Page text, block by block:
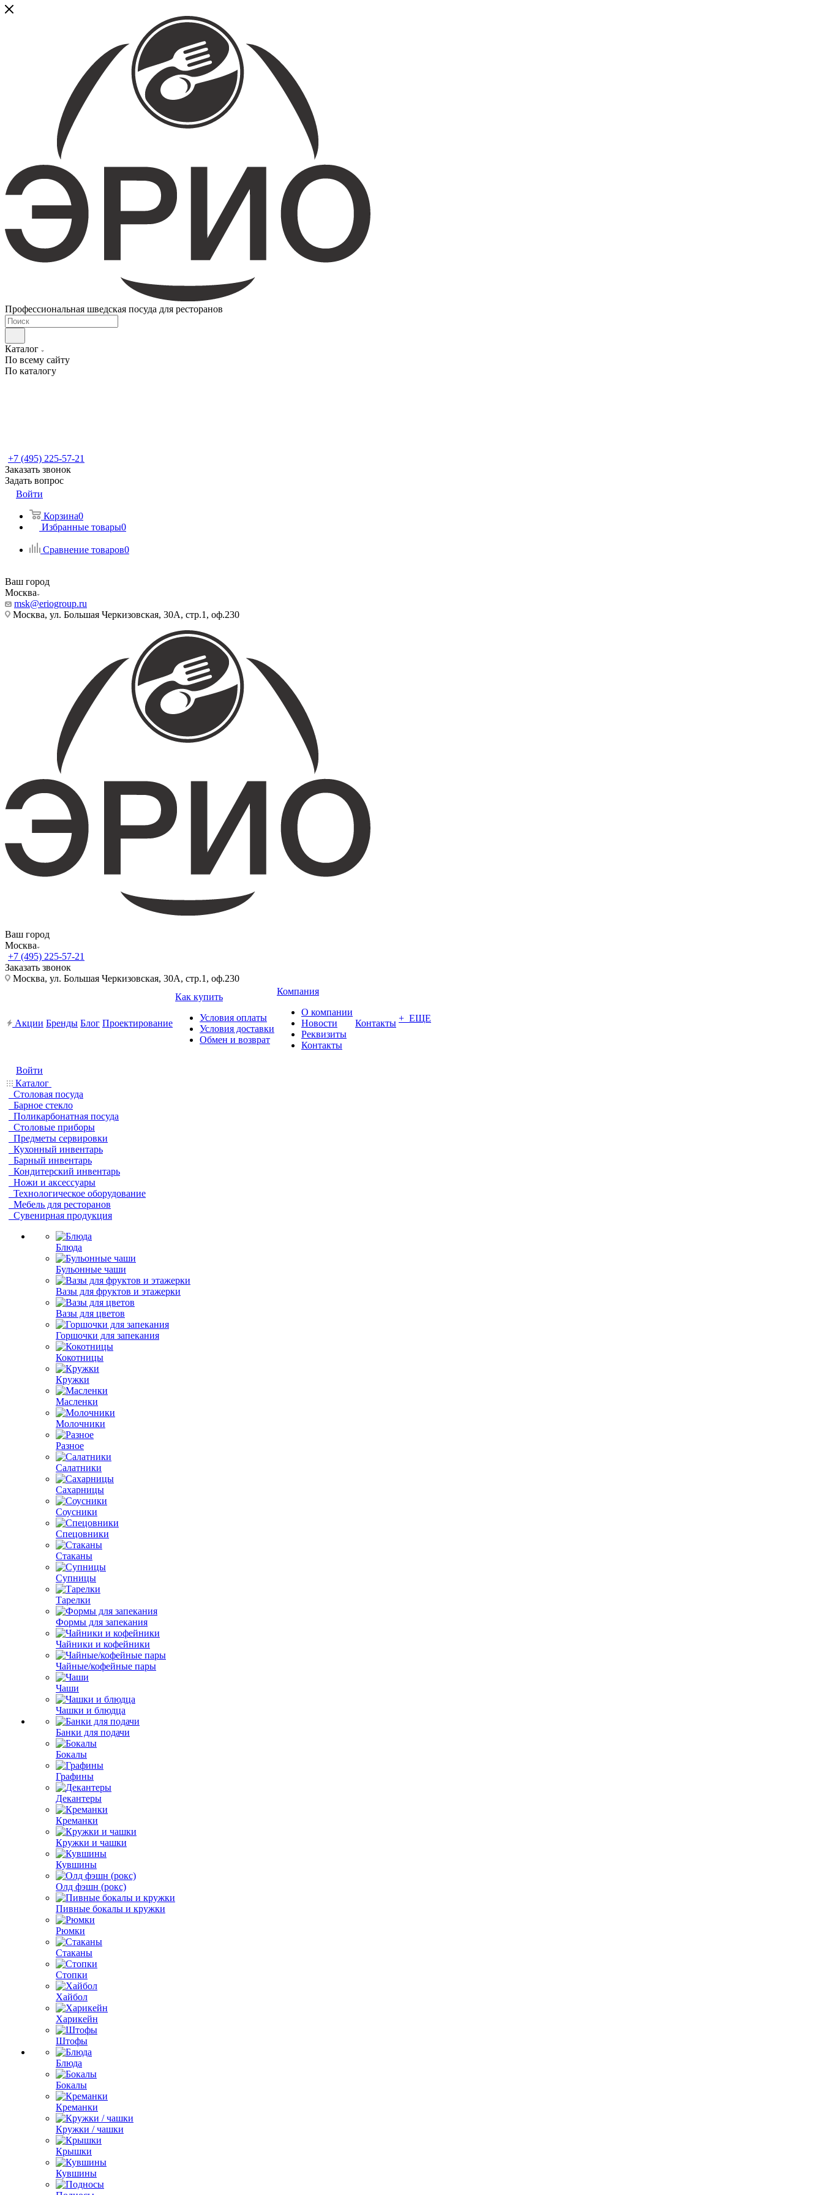
Профессиональная шведская посуда для ресторанов
Каталог
По всему сайту
По каталогу
+7 (495) 225-57-21
Заказать звонок
Задать вопрос
Войти
Корзина0
Избранные товары0
Сравнение товаров0
Ваш город
Москва
msk@eriogroup.ru
Москва, ул. Большая Черкизовская, 30А, стр.1, оф.230
Ваш город
Москва
+7 (495) 225-57-21
Заказать звонок
Москва, ул. Большая Черкизовская, 30А, стр.1, оф.230
Акции Бренды Блог Проектирование
Как купить
Условия оплаты
Условия доставки
Обмен и возврат
Компания
О компании
Новости
Реквизиты
Контакты
Контакты + ЕЩЕ
Войти
Каталог
Столовая посуда
Барное стекло
Поликарбонатная посуда
Столовые приборы
Предметы сервировки
Кухонный инвентарь
Барный инвентарь
Кондитерский инвентарь
Ножи и аксессуары
Технологическое оборудование
Мебель для ресторанов
Сувенирная продукция
Блюда
Бульонные чаши
Вазы для фруктов и этажерки
Вазы для цветов
Горшочки для запекания
Кокотницы
Кружки
Масленки
Молочники
Разное
Салатники
Сахарницы
Соусники
Спецовники
Стаканы
Супницы
Тарелки
Формы для запекания
Чайники и кофейники
Чайные/кофейные пары
Чаши
Чашки и блюдца
Банки для подачи
Бокалы
Графины
Декантеры
Креманки
Кружки и чашки
Кувшины
Олд фэшн (рокс)
Пивные бокалы и кружки
Рюмки
Стаканы
Стопки
Хайбол
Харикейн
Штофы
Блюда
Бокалы
Креманки
Кружки / чашки
Крышки
Кувшины